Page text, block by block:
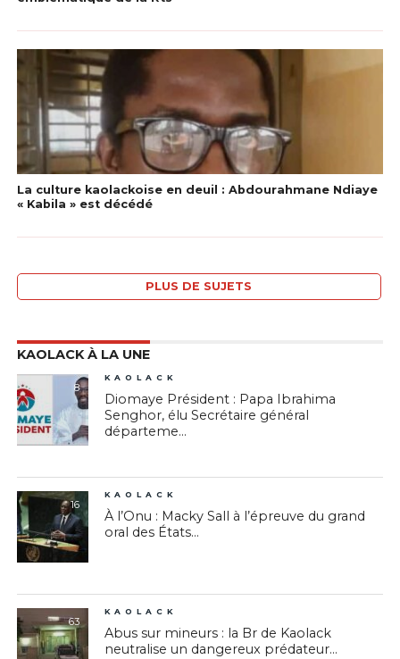
La culture kaolackoise en deuil : Abdourahmane Ndiaye
« Kabila » est décédé
PLUS DE SUJETS
KAOLACK À LA UNE
8
KAOLACK
Diomaye Président : Papa Ibrahima
Senghor, élu Secrétaire général
départeme...
16
KAOLACK
À l’Onu : Macky Sall à l’épreuve du grand
oral des États...
63
KAOLACK
Abus sur mineurs : la Br de Kaolack
neutralise un dangereux prédateur...